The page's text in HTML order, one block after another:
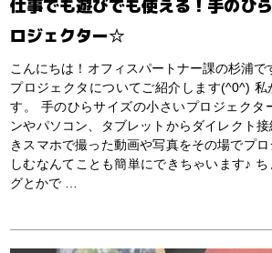
仕事でも遊びでも使える！手のひ
ロジェクター☆
こんにちは！オフィスパートナー課の杉浦
プロジェクタについてご紹介します(^0^)
す。 手のひらサイズの小さいプロジェク
ンやパソコン、タブレットからダイレクト
きスマホで撮った動画や写真をその場でプ
しむなんてことも簡単にできちゃいます♪
グとかで …